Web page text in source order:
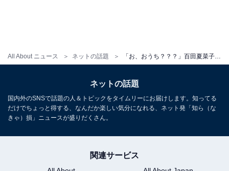
All About ニュース ネットの話題
ネットの話題
国内外のSNSで話題の人＆トピックをタイムリーにお届けします。知ってる
だけでちょっと得する、なんだか楽しい気分になれる、ネット発「知ら（な
きゃ）損」ニュースが盛りだくさん。
関連サービス